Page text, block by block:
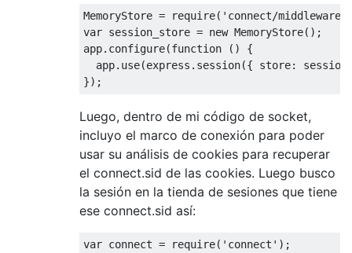
MemoryStore = require( 'connect/middleware/
var session_store = new MemoryStore();
app. configure(function ()
{
  app
. use(express . session({ store:
});
Luego, dentro de mi código de socket,
incluyo el marco de conexión para poder
usar su análisis de cookies para recuperar
el connect.sid de las cookies. Luego busco
la sesión en la tienda de sesiones que tiene
ese connect.sid así:
var connect = require( 'connect' );